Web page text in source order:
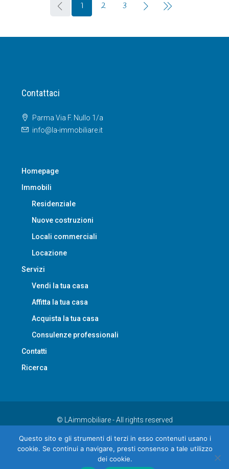
1 2 3
Contattaci
Parma Via F. Nullo 1/a
info@la-immobiliare.it
Homepage
Immobili
Residenziale
Nuove costruzioni
Locali commerciali
Locazione
Servizi
Vendi la tua casa
Affitta la tua casa
Acquista la tua casa
Consulenze professionali
Contatti
Ricerca
© LAimmobiliare - All rights reserved
Privacy Contatti
Questo sito e gli strumenti di terzi in esso contenuti usano i
cookie. Se continui a navigare, presti consenso a tale utilizzo
dei cookie.